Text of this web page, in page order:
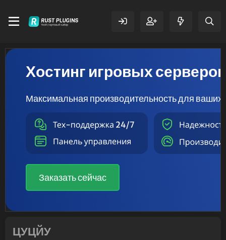
Хостинг игровых серверов
Максимальная производительность для ваших
Заказать сейчас
ЦУЦЙУ